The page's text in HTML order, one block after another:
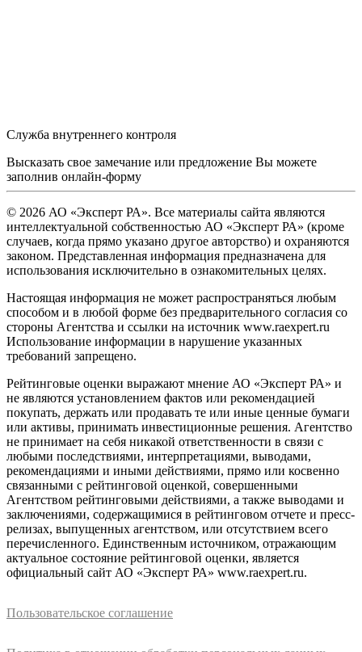
Служба внутреннего контроля
Высказать свое замечание или предложение Вы можете
заполнив онлайн-форму
© 2026 АО «Эксперт РА». Все материалы сайта являются
интеллектуальной собственностью АО «Эксперт РА» (кроме
случаев, когда прямо указано другое авторство) и охраняются
законом. Представленная информация предназначена для
использования исключительно в ознакомительных целях.
Настоящая информация не может распространяться любым
способом и в любой форме без предварительного согласия со
стороны Агентства и ссылки на источник www.raexpert.ru
Использование информации в нарушение указанных
требований запрещено.
Рейтинговые оценки выражают мнение АО «Эксперт РА» и
не являются установлением фактов или рекомендацией
покупать, держать или продавать те или иные ценные бумаги
или активы, принимать инвестиционные решения. Агентство
не принимает на себя никакой ответственности в связи с
любыми последствиями, интерпретациями, выводами,
рекомендациями и иными действиями, прямо или косвенно
связанными с рейтинговой оценкой, совершенными
Агентством рейтинговыми действиями, а также выводами и
заключениями, содержащимися в рейтинговом отчете и пресс-
релизах, выпущенных агентством, или отсутствием всего
перечисленного. Единственным источником, отражающим
актуальное состояние рейтинговой оценки, является
официальный сайт АО «Эксперт РА» www.raexpert.ru.
Пользовательское соглашение